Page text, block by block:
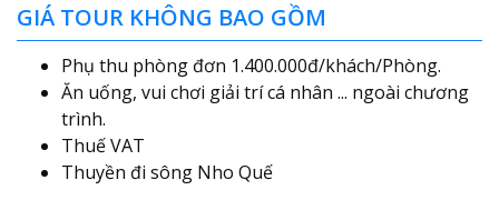
GIÁ TOUR KHÔNG BAO GỒM
Phụ thu phòng đơn 1.400.000đ/khách/Phòng.
Ăn uống, vui chơi giải trí cá nhân ... ngoài chương
trình.
Thuế VAT
Thuyền đi sông Nho Quế